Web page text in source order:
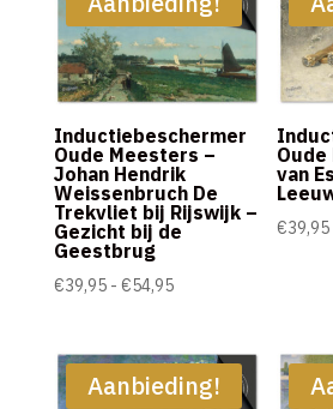
Inductiebeschermer
Oude Meesters –
Johan Hendrik
Weissenbruch De
Trekvliet bij Rijswijk –
Gezicht bij de
Geestbrug
€39,95 - €54,95Prijsklasse:
€54,95
van
€39,95
Aanbieding!